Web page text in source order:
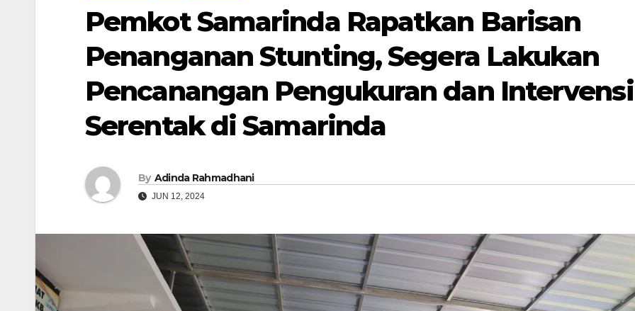
Pemkot Samarinda Rapatkan Barisan
Penanganan Stunting, Segera Lakukan
Pencanangan Pengukuran dan Intervensi
Serentak di Samarinda
By Adinda Rahmadhani
JUN 12, 2024